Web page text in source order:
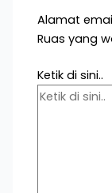
Alamat
Ruas yang
Ketik di sini..